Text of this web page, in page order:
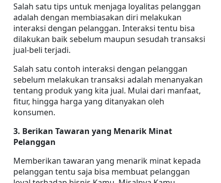
Salah satu tips untuk menjaga loyalitas pelanggan
adalah dengan membiasakan diri melakukan
interaksi dengan pelanggan. Interaksi tentu bisa
dilakukan baik sebelum maupun sesudah transaksi
jual-beli terjadi.
Salah satu contoh interaksi dengan pelanggan
sebelum melakukan transaksi adalah menanyakan
tentang produk yang kita jual. Mulai dari manfaat,
fitur, hingga harga yang ditanyakan oleh
konsumen.
3. Berikan Tawaran yang Menarik Minat
Pelanggan
Memberikan tawaran yang menarik minat kepada
pelanggan tentu saja bisa membuat pelanggan